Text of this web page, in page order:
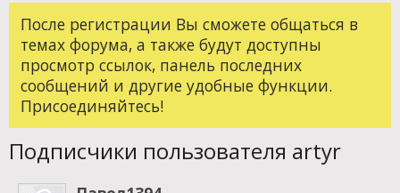
После регистрации Вы сможете общаться в
темах форума, а также будут доступны
просмотр ссылок, панель последних
сообщений и другие удобные функции.
Присоединяйтесь!
Подписчики пользователя artyr